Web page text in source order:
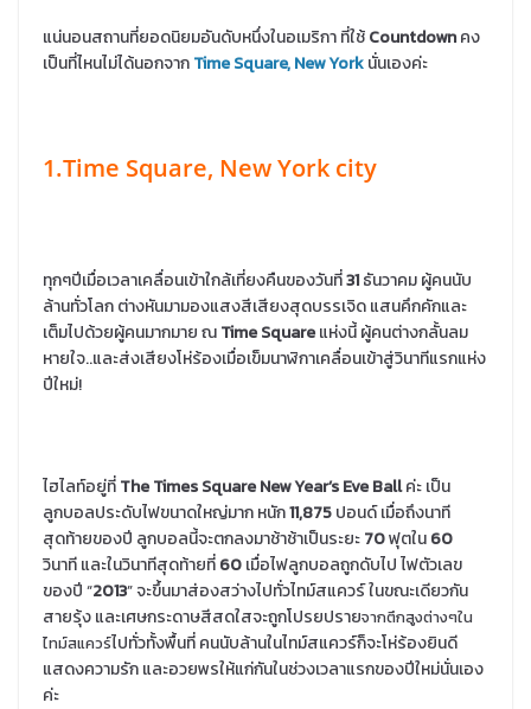
แน่นอนสถานที่ยอดนิยมอันดับหนึ่งในอเมริกา ที่ใช้Countdownคง
เป็นที่ไหนไม่ได้นอกจากTime Square, New Yorkนั่นเองค่ะ
1.Time Square, New York city
ทุกๆปีเมื่อเวลาเคลื่อนเข้าใกล้เที่ยงคืนของวันที่31ธันวาคม ผู้คนนับ
ล้านทั่วโลก ต่างหันมามองแสงสีเสียงสุดบรรเจิด แสนคึกคักและ
เต็มไปด้วยผู้คนมากมาย ณTime Squareแห่งนี้ ผู้คนต่างกลั้นลม
หายใจ..และส่งเสียงโห่ร้องเมื่อเข็มนาฬิกาเคลื่อนเข้าสู่วินาทีแรกแห่ง
ปีใหม่!
ไฮไลท์อยู่ที่The Times Square New Year’s Eve Ballค่ะ เป็น
ลูกบอลประดับไฟขนาดใหญ่มาก หนัก11,875ปอนด์ เมื่อถึงนาที
สุดท้ายของปี ลูกบอลนี้จะตกลงมาช้าช้าเป็นระยะ70ฟุตใน60
วินาที และในวินาทีสุดท้ายที่60เมื่อไฟลูกบอลถูกดับไป ไฟตัวเลข
ของปี “2013” จะขึ้นมาส่องสว่างไปทั่วไทม์สแควร์ ในขณะเดียวกัน
สายรุ้ง และเศษกระดาษสีสดใสจะถูกโปรยปรายจากตึกสูงต่างๆใน
ไทม์สแควร์ไปทั่วทั้งพื้นที่ คนนับล้านในไทม์สแควร์ก็จะโห่ร้องยินดี
แสดงความรัก และอวยพรให้แก่กันในช่วงเวลาแรกของปีใหม่นั่นเอง
ค่ะ